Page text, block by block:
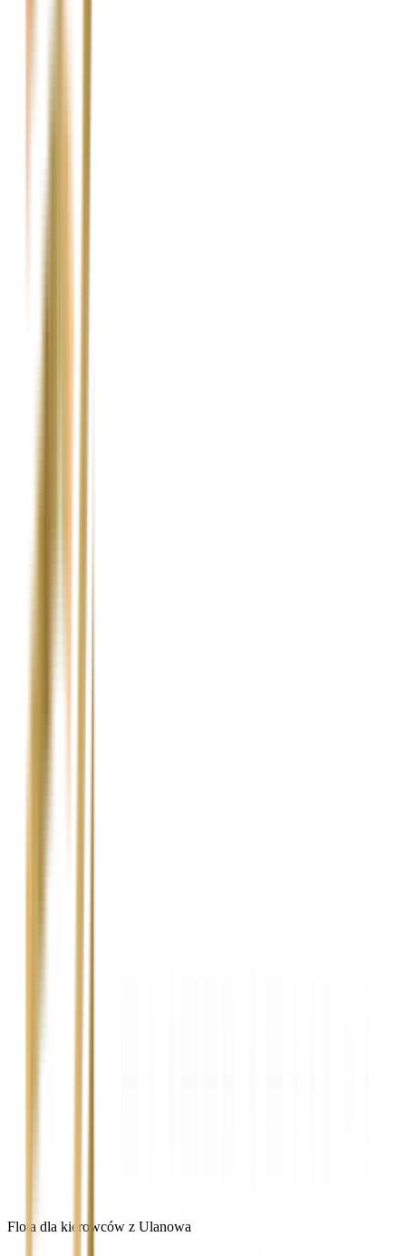
Flota dla kierowców z Ulanowa